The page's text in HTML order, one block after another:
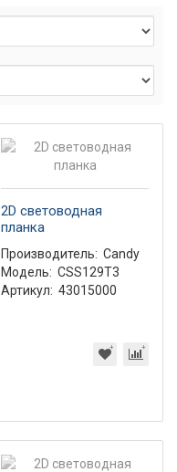
2D световодная
планка
Производитель: Candy
Модель: CSS129T3
Артикул: 43015000